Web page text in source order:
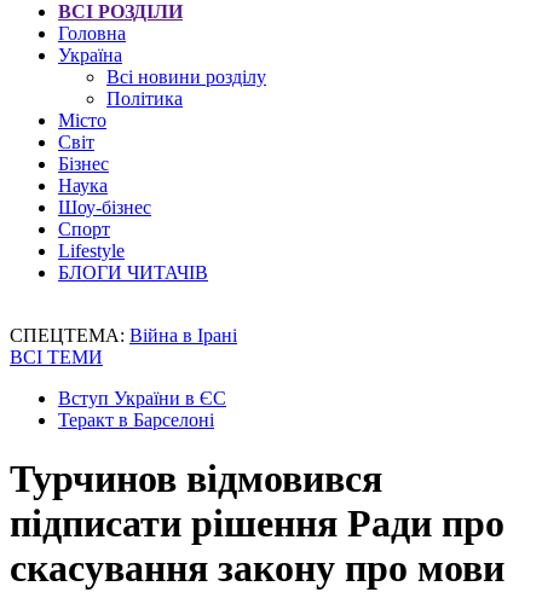
ВСІ РОЗДІЛИ
Головна
Україна
Всі новини розділу
Політика
Місто
Світ
Бізнес
Наука
Шоу-бізнес
Спорт
Lifestyle
БЛОГИ ЧИТАЧІВ
СПЕЦТЕМА: Війна в Ірані
ВСІ ТЕМИ
Вступ України в ЄС
Теракт в Барселоні
Турчинов відмовився
підписати рішення Ради про
скасування закону про мови